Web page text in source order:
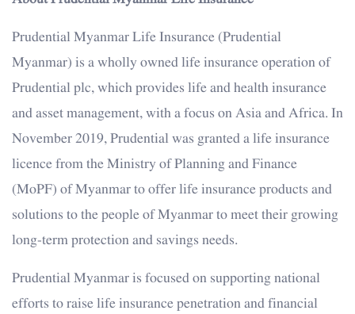
Prudential Myanmar Life Insurance (Prudential
Myanmar) is a wholly owned life insurance operation of
Prudential plc, which provides life and health insurance
and asset management, with a focus on Asia and Africa. In
November 2019, Prudential was granted a life insurance
licence from the Ministry of Planning and Finance
(MoPF) of Myanmar to offer life insurance products and
solutions to the people of Myanmar to meet their growing
long-term protection and savings needs.
Prudential Myanmar is focused on supporting national
efforts to raise life insurance penetration and financial